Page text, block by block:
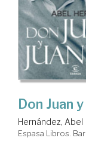
Don Juan
Hernández, Abel
Espasa Libros.